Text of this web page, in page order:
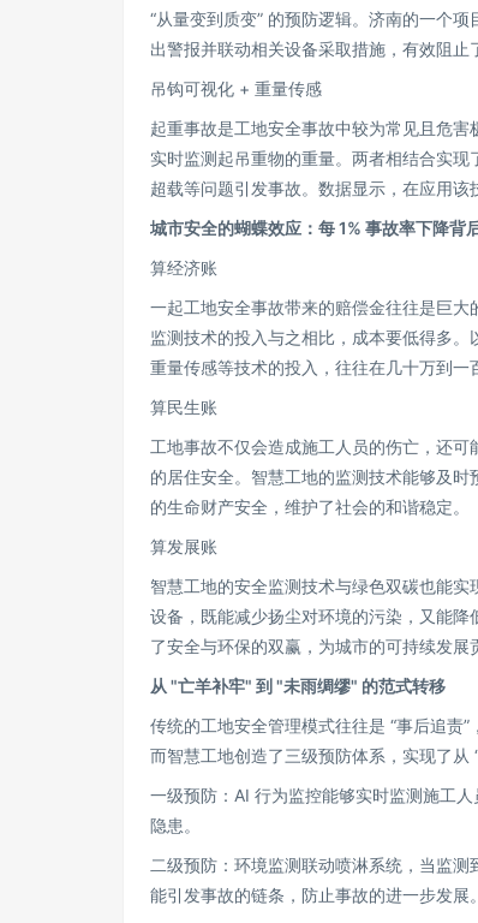
“从量变到质变” 的预防逻辑。济南的一个
出警报并联动相关设备采取措施，有效阻止
吊钩可视化 + 重量传感
起重事故是工地安全事故中较为常见且危
实时监测起吊重物的重量。两者相结合实
超载等问题引发事故。数据显示，在应用
城市安全的蝴蝶效应：每 1% 事故率下降背
算经济账
一起工地安全事故带来的赔偿金往往是巨
监测技术的投入与之相比，成本要低得多
重量传感等技术的投入，往往在几十万到一
算民生账
工地事故不仅会造成施工人员的伤亡，还
的居住安全。智慧工地的监测技术能够及
的生命财产安全，维护了社会的和谐稳定。
算发展账
智慧工地的安全监测技术与绿色双碳也能
设备，既能减少扬尘对环境的污染，又能
了安全与环保的双赢，为城市的可持续发展
从 "亡羊补牢" 到 "未雨绸缪" 的范式转移
传统的工地安全管理模式往往是 “事后追责
而智慧工地创造了三级预防体系，实现了从
一级预防：AI 行为监控能够实时监测施工
隐患。
二级预防：环境监测联动喷淋系统，当监
能引发事故的链条，防止事故的进一步发展。